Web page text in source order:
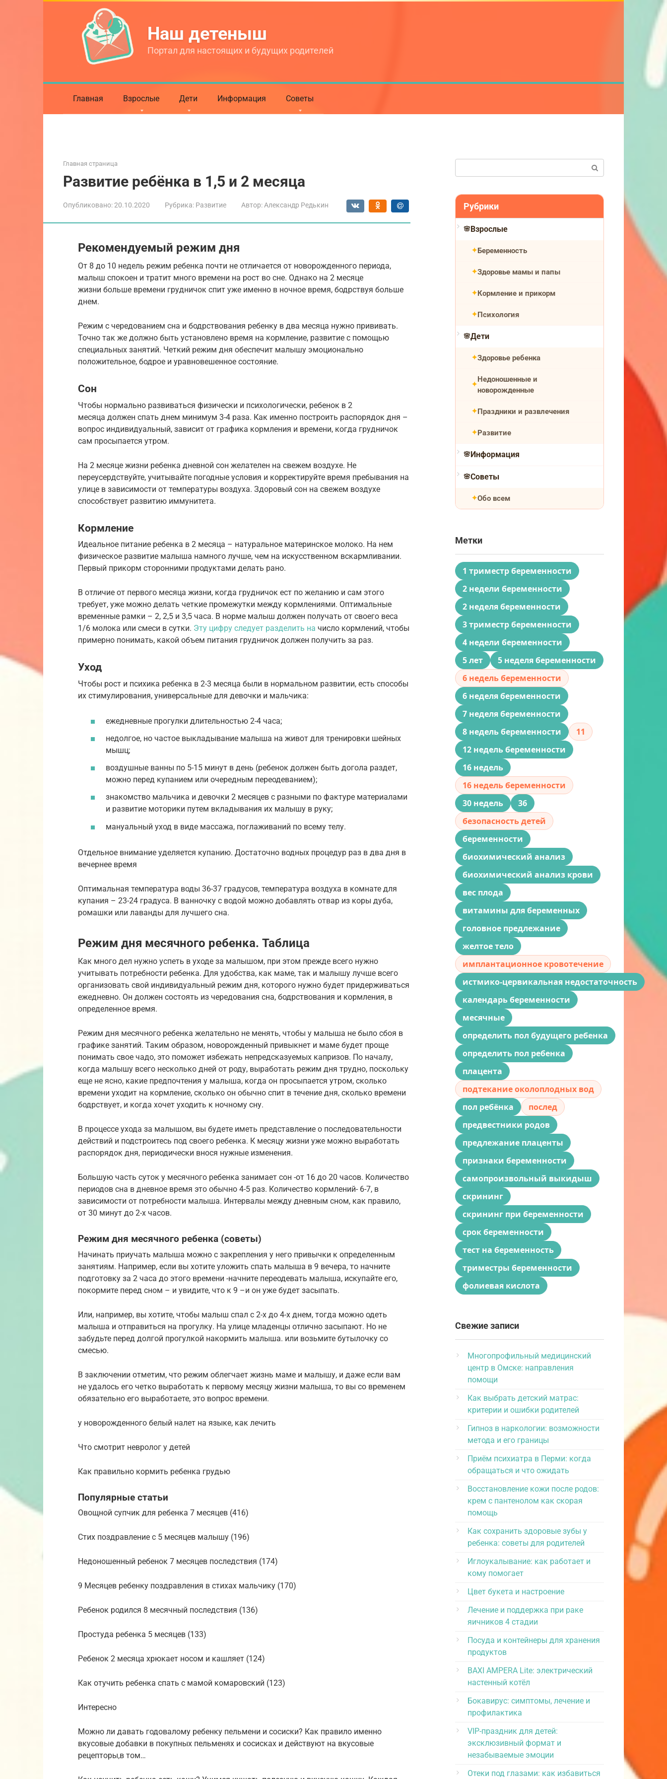
Наш детеныш
Портал для настоящих и будущих родителей
Главная Взрослые Дети Информация Советы
Главная страница
Развитие ребёнка в 1,5 и 2 месяца
Опубликовано:20.10.2020 Рубрика: Развитие Автор: Александр Редькин
Рекомендуемый режим дня
От 8 до 10 недель режим ребенка почти не отличается от новорожденного периода,
малыш спокоен и тратит много времени на рост во сне. Однако на 2 месяце
жизни больше времени грудничок спит уже именно в ночное время, бодрствуя больше
днем.
Режим с чередованием сна и бодрствования ребенку в два месяца нужно прививать.
Точно так же должно быть установлено время на кормление, развитие с помощью
специальных занятий. Четкий режим дня обеспечит малышу эмоционально
положительное, бодрое и уравновешенное состояние.
Сон
Чтобы нормально развиваться физически и психологически, ребенок в 2
месяца должен спать днем минимум 3-4 раза. Как именно построить распорядок дня –
вопрос индивидуальный, зависит от графика кормления и времени, когда грудничок
сам просыпается утром.
На 2 месяце жизни ребенка дневной сон желателен на свежем воздухе. Не
переусердствуйте, учитывайте погодные условия и корректируйте время пребывания на
улице в зависимости от температуры воздуха. Здоровый сон на свежем воздухе
способствует развитию иммунитета.
Кормление
Идеальное питание ребенка в 2 месяца – натуральное материнское молоко. На нем
физическое развитие малыша намного лучше, чем на искусственном вскармливании.
Первый прикорм сторонними продуктами делать рано.
В отличие от первого месяца жизни, когда грудничок ест по желанию и сам этого
требует, уже можно делать четкие промежутки между кормлениями. Оптимальные
временные рамки – 2, 2,5 и 3,5 часа. В норме малыш должен получать от своего веса
1/6 молока или смеси в сутки. Эту цифру следует разделить на число кормлений, чтобы
примерно понимать, какой объем питания грудничок должен получить за раз.
Уход
Чтобы рост и психика ребенка в 2-3 месяца были в нормальном развитии, есть способы
их стимулирования, универсальные для девочки и мальчика:
ежедневные прогулки длительностью 2-4 часа;
недолгое, но частое выкладывание малыша на живот для тренировки шейных
мышц;
воздушные ванны по 5-15 минут в день (ребенок должен быть догола раздет,
можно перед купанием или очередным переодеванием);
знакомство мальчика и девочки 2 месяцев с разными по фактуре материалами
и развитие моторики путем вкладывания их малышу в руку;
мануальный уход в виде массажа, поглаживаний по всему телу.
Отдельное внимание уделяется купанию. Достаточно водных процедур раз в два дня в
вечернее время
Оптимальная температура воды 36-37 градусов, температура воздуха в комнате для
купания – 23-24 градуса. В ванночку с водой можно добавлять отвар из коры дуба,
ромашки или лаванды для лучшего сна.
Режим дня месячного ребенка. Таблица
Как много дел нужно успеть в уходе за малышом, при этом прежде всего нужно
учитывать потребности ребенка. Для удобства, как маме, так и малышу лучше всего
организовать свой индивидуальный режим дня, которого нужно будет придерживаться
ежедневно. Он должен состоять из чередования сна, бодрствования и кормления, в
определенное время.
Режим дня месячного ребенка желательно не менять, чтобы у малыша не было сбоя в
графике занятий. Таким образом, новорожденный привыкнет и маме будет проще
понимать свое чадо, это поможет избежать непредсказуемых капризов. По началу,
когда малышу всего несколько дней от роду, выработать режим дня трудно, поскольку
еще не ясно, какие предпочтения у малыша, когда он просыпается утром, сколько
времени уходит на кормление, сколько он обычно спит в течение дня, сколько времени
бодрствует, и когда хочет уходить к ночному сну.
В процессе ухода за малышом, вы будете иметь представление о последовательности
действий и подстроитесь под своего ребенка. К месяцу жизни уже можно выработать
распорядок дня, периодически внося нужные изменения.
Большую часть суток у месячного ребенка занимает сон -от 16 до 20 часов. Количество
периодов сна в дневное время это обычно 4-5 раз. Количество кормлений- 6-7, в
зависимости от потребности малыша. Интервалы между дневным сном, как правило,
от 30 минут до 2-х часов.
Режим дня месячного ребенка (советы)
Начинать приучать малыша можно с закрепления у него привычки к определенным
занятиям. Например, если вы хотите уложить спать малыша в 9 вечера, то начните
подготовку за 2 часа до этого времени -начните переодевать малыша, искупайте его,
покормите перед сном – и увидите, что к 9 –и он уже будет засыпать.
Или, например, вы хотите, чтобы малыш спал с 2-х до 4-х днем, тогда можно одеть
малыша и отправиться на прогулку. На улице младенцы отлично засыпают. Но не
забудьте перед долгой прогулкой накормить малыша. или возьмите бутылочку со
смесью.
В заключении отметим, что режим облегчает жизнь маме и малышу, и даже если вам
не удалось его четко выработать к первому месяцу жизни малыша, то вы со временем
обязательно его выработаете, это вопрос времени.
у новорожденного белый налет на языке, как лечить
Что смотрит невролог у детей
Как правильно кормить ребенка грудью
Популярные статьи
Овощной супчик для ребенка 7 месяцев (416)
Стих поздравление с 5 месяцев малышу (196)
Недоношенный ребенок 7 месяцев последствия (174)
9 Месяцев ребенку поздравления в стихах мальчику (170)
Ребенок родился 8 месячный последствия (136)
Простуда ребенка 5 месяцев (133)
Ребенок 2 месяца хрюкает носом и кашляет (124)
Как отучить ребенка спать с мамой комаровский (123)
Интересно
Можно ли давать годовалому ребенку пельмени и сосиски? Как правило именно
вкусовые добавки в покупных пельменях и сосисках и действуют на вкусовые
рецепторы,в том…
Рубрики
Взрослые
Беременность
Здоровье мамы и папы
Кормление и прикорм
Психология
Дети
Здоровье ребенка
Недоношенные и
новорожденные
Праздники и развлечения
Развитие
Информация
Советы
Обо всем
Метки
1 триместр беременности
2 недели беременности
2 неделя беременности
3 триместр беременности
4 недели беременности
5 лет
5 неделя беременности
6 недель беременности
6 неделя беременности
7 неделя беременности
8 недель беременности
11
12 недель беременности
16 недель
16 недель беременности
30 недель
36
безопасность детей
беременности
биохимический анализ
биохимический анализ крови
вес плода
витамины для беременных
головное предлежание
желтое тело
имплантационное кровотечение
истмико-цервикальная недостаточность
календарь беременности
месячные
определить пол будущего ребенка
определить пол ребенка
плацента
подтекание околоплодных вод
пол ребёнка
послед
предвестники родов
предлежание плаценты
признаки беременности
самопроизвольный выкидыш
скрининг
скрининг при беременности
срок беременности
тест на беременность
триместры беременности
фолиевая кислота
Свежие записи
Многопрофильный медицинский
центр в Омске: направления
помощи
Как выбрать детский матрас:
критерии и ошибки родителей
Гипноз в наркологии: возможности
метода и его границы
Приём психиатра в Перми: когда
обращаться и что ожидать
Восстановление кожи после родов:
крем с пантенолом как скорая
помощь
Как сохранить здоровые зубы у
ребенка: советы для родителей
Иглоукалывание: как работает и
кому помогает
Цвет букета и настроение
Лечение и поддержка при раке
яичников 4 стадии
Посуда и контейнеры для хранения
продуктов
BAXI AMPERA Lite: электрический
настенный котёл
Бокавирус: симптомы, лечение и
профилактика
VIP-праздник для детей:
эксклюзивный формат и
незабываемые эмоции
Отеки под глазами: как избавиться